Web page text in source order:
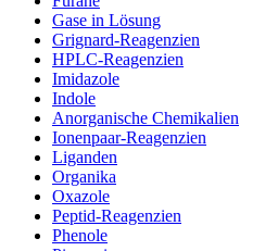
Gase in Lösung
Grignard-Reagenzien
HPLC-Reagenzien
Imidazole
Indole
Anorganische Chemikalien
Ionenpaar-Reagenzien
Liganden
Organika
Oxazole
Peptid-Reagenzien
Phenole